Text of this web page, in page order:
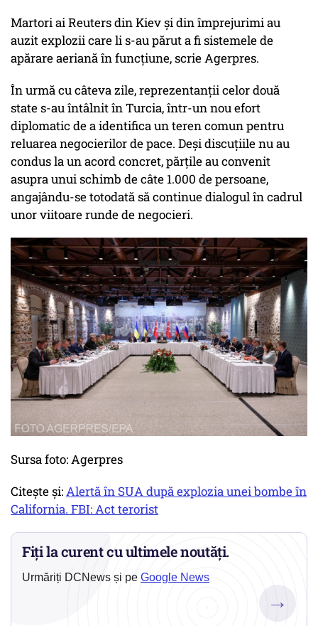
Martori ai Reuters din Kiev și din împrejurimi au
auzit explozii care li s-au părut a fi sistemele de
apărare aeriană în funcțiune, scrie Agerpres.
În urmă cu câteva zile, reprezentanții celor două
state s-au întâlnit în Turcia, într-un nou efort
diplomatic de a identifica un teren comun pentru
reluarea negocierilor de pace. Deși discuțiile nu au
condus la un acord concret, părțile au convenit
asupra unui schimb de câte 1.000 de persoane,
angajându-se totodată să continue dialogul în cadrul
unor viitoare runde de negocieri.
Sursa foto: Agerpres
Citește și:Alertă în SUA după explozia unei bombe în
California. FBI: Act terorist
Fiți la curent cu ultimele noutăți.
Urmăriți DCNews și pe Google News
→